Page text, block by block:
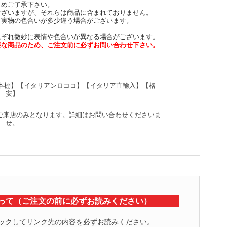
ご了承下さい。
ますが、それらは商品に含まれておりません。
物の色合いが多少違う場合がございます。
微妙に表情や色合いが異なる場合がございます。
品のため、ご注文前に必ずお問い合わせ下さい。
】【イタリアンロココ】【イタリア直輸入】【格
安】
て（ご注文の前に必ずお読みください）
してリンク先の内容を必ずお読みください。